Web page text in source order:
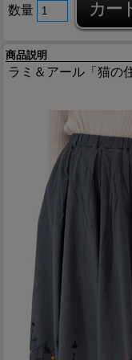
数量
商品説明
ラミ＆アール「猫の